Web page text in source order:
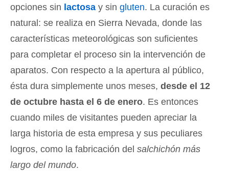
opciones sin lactosa y sin gluten. La curación es
natural: se realiza en Sierra Nevada, donde las
características meteorológicas son suficientes
para completar el proceso sin la intervención de
aparatos. Con respecto a la apertura al público,
ésta dura simplemente unos meses, desde el 12
de octubre hasta el 6 de enero. Es entonces
cuando miles de visitantes pueden apreciar la
larga historia de esta empresa y sus peculiares
logros, como la fabricación del salchichón más
largo del mundo.